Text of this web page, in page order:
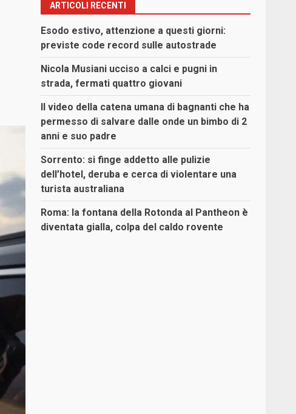
ARTICOLI RECENTI
Esodo estivo, attenzione a questi giorni:
previste code record sulle autostrade
Nicola Musiani ucciso a calci e pugni in
strada, fermati quattro giovani
Il video della catena umana di bagnanti che ha
permesso di salvare dalle onde un bimbo di 2
anni e suo padre
Sorrento: si finge addetto alle pulizie
dell’hotel, deruba e cerca di violentare una
turista australiana
Roma: la fontana della Rotonda al Pantheon è
diventata gialla, colpa del caldo rovente